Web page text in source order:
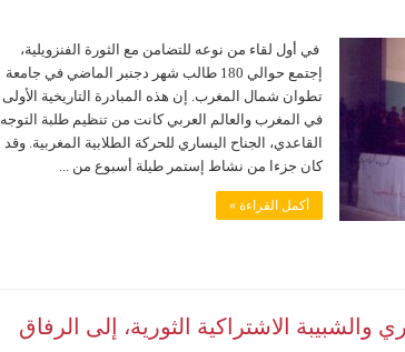
في أول لقاء من نوعه للتضامن مع الثورة الفنزويلية،
إجتمع حوالي 180 طالب شهر دجنبر الماضي في جامعة
تطوان شمال المغرب. إن هذه المبادرة التاريخية الأولى
في المغرب والعالم العربي كانت من تنظيم طلبة التوجه
القاعدي، الجناح اليساري للحركة الطلابية المغربية. وقد
كان جزءا من نشاط إستمر طيلة أسبوع من ...
أكمل القراءة »
والشبيبة الاشتراكية الثورية، إلى الرفاق